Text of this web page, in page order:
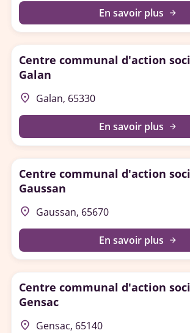
En savoir plus arrow_forward
Centre communal d'action
Galan
place Galan, 65330
En savoir plus arrow_forward
Centre communal d'action
Gaussan
place Gaussan, 65670
En savoir plus arrow_forward
Centre communal d'action
Gensac
place Gensac, 65140